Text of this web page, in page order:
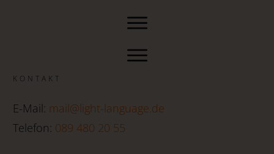
KONTAKT
E-Mail: mail@light-language.de
Telefon: 089 480 20 55